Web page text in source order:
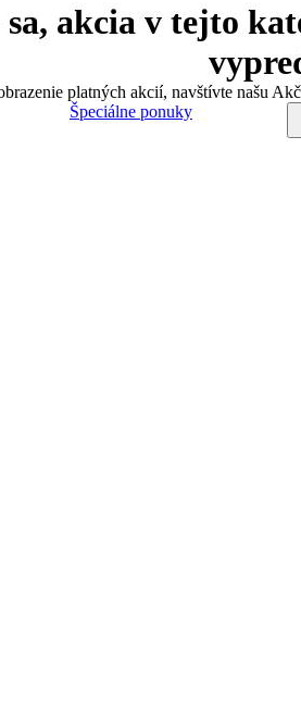
akcia v tejto
platných akcií, navštívte našu
Špeciálne ponuky